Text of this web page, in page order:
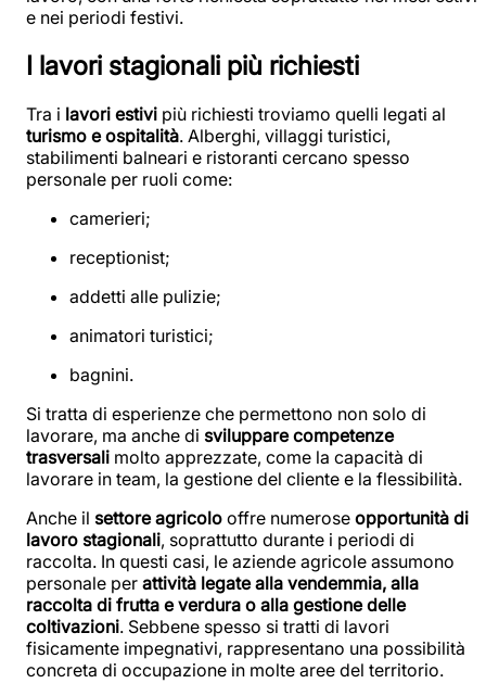
e nei periodi festivi.
I lavori stagionali più richiesti
Tra i lavori estivi più richiesti troviamo quelli legati al
turismo e ospitalità. Alberghi, villaggi turistici,
stabilimenti balneari e ristoranti cercano spesso
personale per ruoli come:
camerieri;
receptionist;
addetti alle pulizie;
animatori turistici;
bagnini.
Si tratta di esperienze che permettono non solo di
lavorare, ma anche di sviluppare competenze
trasversali molto apprezzate, come la capacità di
lavorare in team, la gestione del cliente e la flessibilità.
Anche il settore agricolo offre numerose opportunità di
lavoro stagionali, soprattutto durante i periodi di
raccolta. In questi casi, le aziende agricole assumono
personale per attività legate alla vendemmia, alla
raccolta di frutta e verdura o alla gestione delle
coltivazioni. Sebbene spesso si tratti di lavori
fisicamente impegnativi, rappresentano una possibilità
concreta di occupazione in molte aree del territorio.